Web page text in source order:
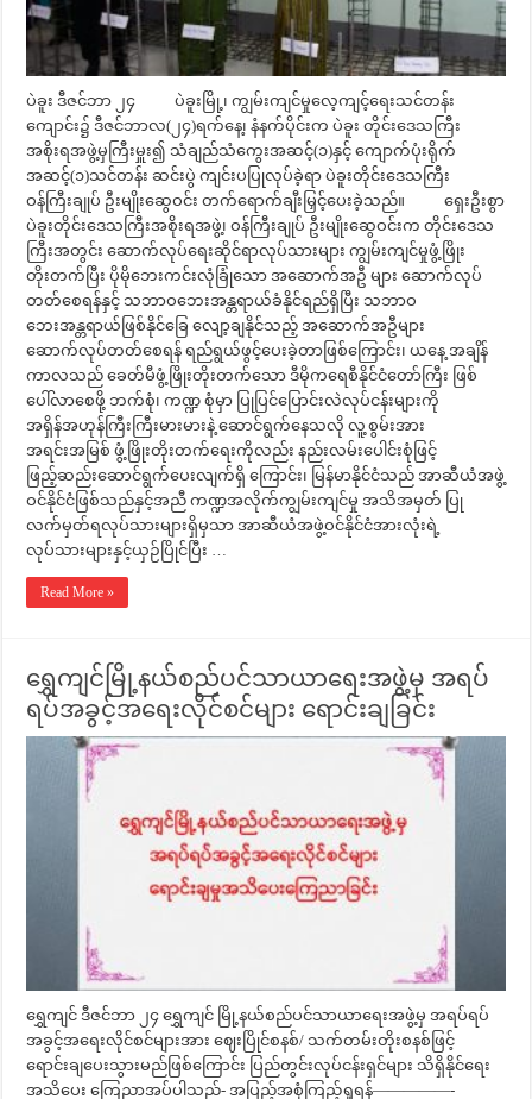
ပဲခူး ဒီဇင်ဘာ ၂၄ ပဲခူးမြို့၊ ကျွမ်းကျင်မှုလေ့ကျင့်ရေးသင်တန်း
ကျောင်း၌ ဒီဇင်ဘာလ(၂၄)ရက်နေ့၊ နံနက်ပိုင်းက ပဲခူး တိုင်းဒေသကြီး
အစိုးရအဖွဲ့မှကြီးမှူး၍ သံချည်သံကွေးအဆင့်(၁)နှင့် ကျောက်ပုံးရိုက်
အဆင့်(၁)သင်တန်း ဆင်းပွဲ ကျင်းပပြုလုပ်ခဲ့ရာ ပဲခူးတိုင်းဒေသကြီး
ဝန်ကြီးချုပ် ဦးမျိုးဆွေဝင်း တက်ရောက်ချီးမြှင့်ပေးခဲ့သည်။ ရှေးဦးစွာ
ပဲခူးတိုင်းဒေသကြီးအစိုးရအဖွဲ့၊ ဝန်ကြီးချုပ် ဦးမျိုးဆွေဝင်းက တိုင်းဒေသ
ကြီးအတွင်း ဆောက်လုပ်ရေးဆိုင်ရာလုပ်သားများ ကျွမ်းကျင်မှုဖွံ့ဖြိုး
တိုးတက်ပြီး ပိုမိုဘေးကင်းလုံခြုံသော အဆောက်အဦ များ ဆောက်လုပ်
တတ်စေရန်နှင့် သဘာဝဘေးအန္တရာယ်ခံနိုင်ရည်ရှိပြီး သဘာဝ
ဘေးအန္တရာယ်ဖြစ်နိုင်ခြေ လျော့ချနိုင်သည့် အဆောက်အဦများ
ဆောက်လုပ်တတ်စေရန် ရည်ရွယ်ဖွင့်ပေးခဲ့တာဖြစ်ကြောင်း၊ ယနေ့ အချိန်
ကာလသည် ခေတ်မီဖွံ့ဖြိုးတိုးတက်သော ဒီမိုကရေစီနိုင်ငံတော်ကြီး ဖြစ်
ပေါ်လာစေဖို့ ဘက်စုံ၊ ကဏ္ဍ စုံမှာ ပြုပြင်ပြောင်းလဲလုပ်ငန်းများကို
အရှိန်အဟုန်ကြီးကြီးမားမားနဲ့ ဆောင်ရွက်နေသလို လူ့စွမ်းအား
အရင်းအမြစ် ဖွံ့ဖြိုးတိုးတက်ရေးကိုလည်း နည်းလမ်းပေါင်းစုံဖြင့်
ဖြည့်ဆည်းဆောင်ရွက်ပေးလျက်ရှိ ကြောင်း၊ မြန်မာနိုင်ငံသည် အာဆီယံအဖွဲ့
ဝင်နိုင်ငံဖြစ်သည်နှင့်အညီ ကဏ္ဍအလိုက်ကျွမ်းကျင်မှု အသိအမှတ် ပြု
လက်မှတ်ရလုပ်သားများရှိမှသာ အာဆီယံအဖွဲ့ဝင်နိုင်ငံအားလုံးရဲ့
လုပ်သားများနှင့်ယှဉ်ပြိုင်ပြီး …
Read More »
ရွှေကျင်မြို့နယ်စည်ပင်သာယာရေးအဖွဲ့မှ အရပ်
ရပ်အခွင့်အရေးလိုင်စင်များ ရောင်းချခြင်း
ရွှေကျင် ဒီဇင်ဘာ ၂၄ ရွှေကျင် မြို့နယ်စည်ပင်သာယာရေးအဖွဲ့မှ အရပ်ရပ်
အခွင့်အရေးလိုင်စင်များအား ဈေးပြိုင်စနစ်/ သက်တမ်းတိုးစနစ်ဖြင့်
ရောင်းချပေးသွားမည်ဖြစ်ကြောင်း ပြည်တွင်းလုပ်ငန်းရှင်များ သိရှိနိုင်ရေး
အသိပေး ကြေညာအပ်ပါသည်- အပြည့်အစုံကြည့်ရှုရန်—————-